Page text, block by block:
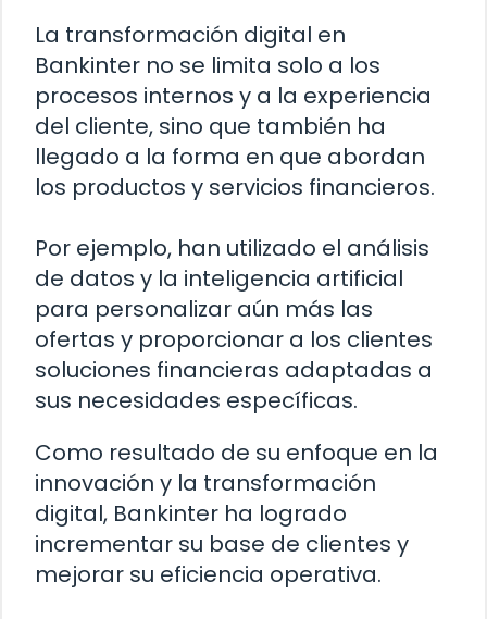
La transformación digital en
Bankinter no se limita solo a los
procesos internos y a la experiencia
del cliente, sino que también ha
llegado a la forma en que abordan
los productos y servicios financieros.
Por ejemplo, han utilizado el análisis
de datos y la inteligencia artificial
para personalizar aún más las
ofertas y proporcionar a los clientes
soluciones financieras adaptadas a
sus necesidades específicas.
Como resultado de su enfoque en la
innovación y la transformación
digital, Bankinter ha logrado
incrementar su base de clientes y
mejorar su eficiencia operativa.